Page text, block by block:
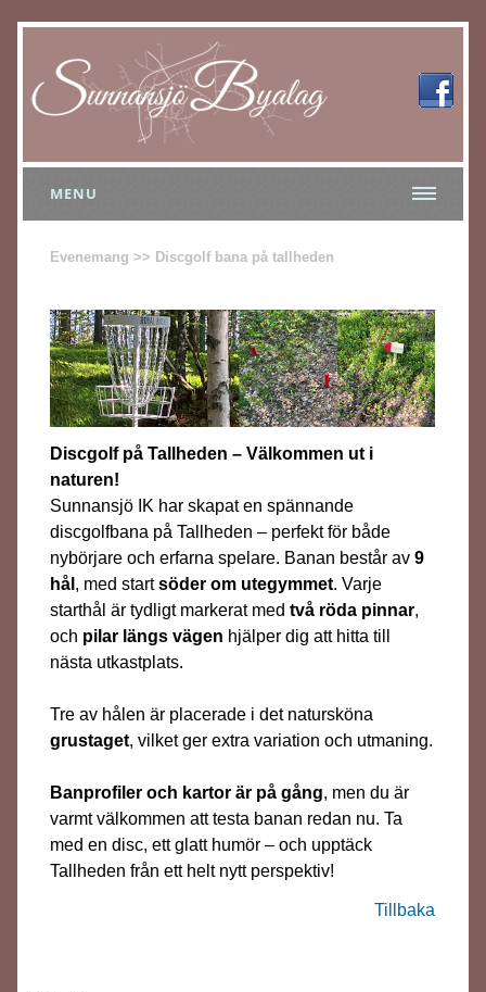
MENU
Evenemang >> Discgolf bana på tallheden
Discgolf på Tallheden – Välkommen ut i
naturen!
Sunnansjö IK har skapat en spännande
discgolfbana på Tallheden – perfekt för både
nybörjare och erfarna spelare. Banan består av9
hål , med startsöder om utegymmet. Varje
starthål är tydligt markerat medtvå röda pinnar,
och pilar längs vägen hjälper dig att hitta till
nästa utkastplats.
Tre av hålen är placerade i det natursköna
grustaget, vilket ger extra variation och utmaning.
Banprofiler och kartor är på gång, men du är
varmt välkommen att testa banan redan nu. Ta
med en disc, ett glatt humör – och upptäck
Tallheden från ett helt nytt perspektiv!
Tillbaka